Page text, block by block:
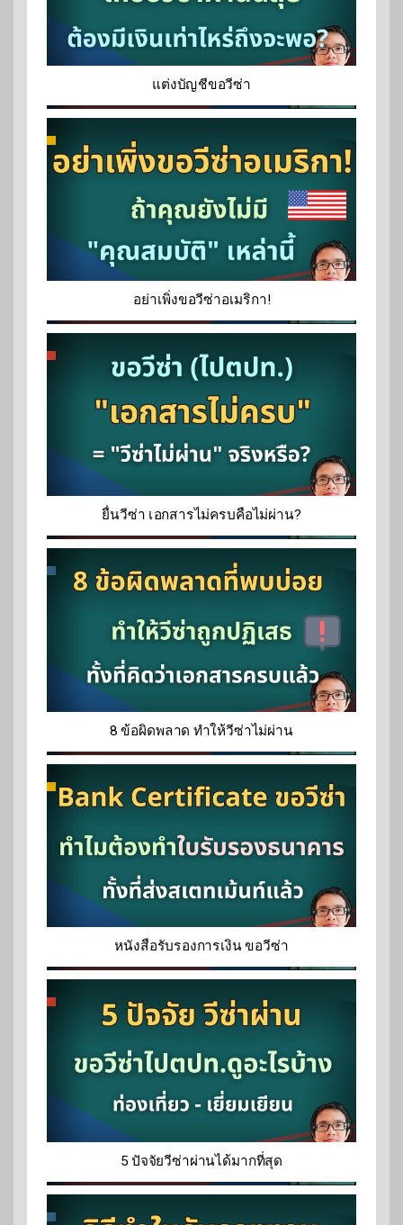
แต่งบัญชีขอวีซ่า
อย่าเพิ่งขอวีซ่าอเมริกา!
ยื่นวีซ่า เอกสารไม่ครบคือไม่ผ่าน?
8 ข้อผิดพลาด ทำให้วีซ่าไม่ผ่าน
หนังสือรับรองการเงิน ขอวีซ่า
5 ปัจจัยวีซ่าผ่านได้มากที่สุด